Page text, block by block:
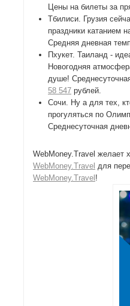
Цены на билеты за
Тбилиси. Грузия
праздники катанием
Средняя дневная
Пхукет. Таиланд -
Новогодняя
душе!
58 547 рублей.
Сочи. Ну а для тех,
прогуляться по
Среднесуточная
WebMoney.Travel желает
WebMoney.Travel для
WebMoney.Travel !